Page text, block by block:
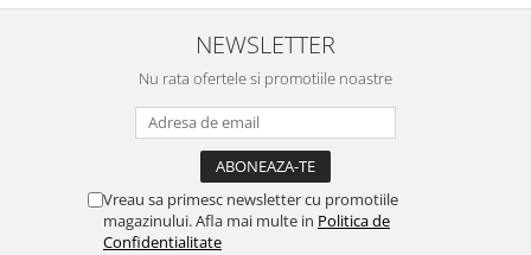
NEWSLETTER
Nu rata ofertele si promotiile noastre
Vreau sa primesc newsletter cu promotiile
magazinului. Afla mai multe in Politica de
Confidentialitate